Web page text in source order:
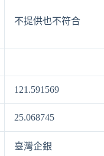
不提供也不符合
121.591569
25.068745
臺灣企銀